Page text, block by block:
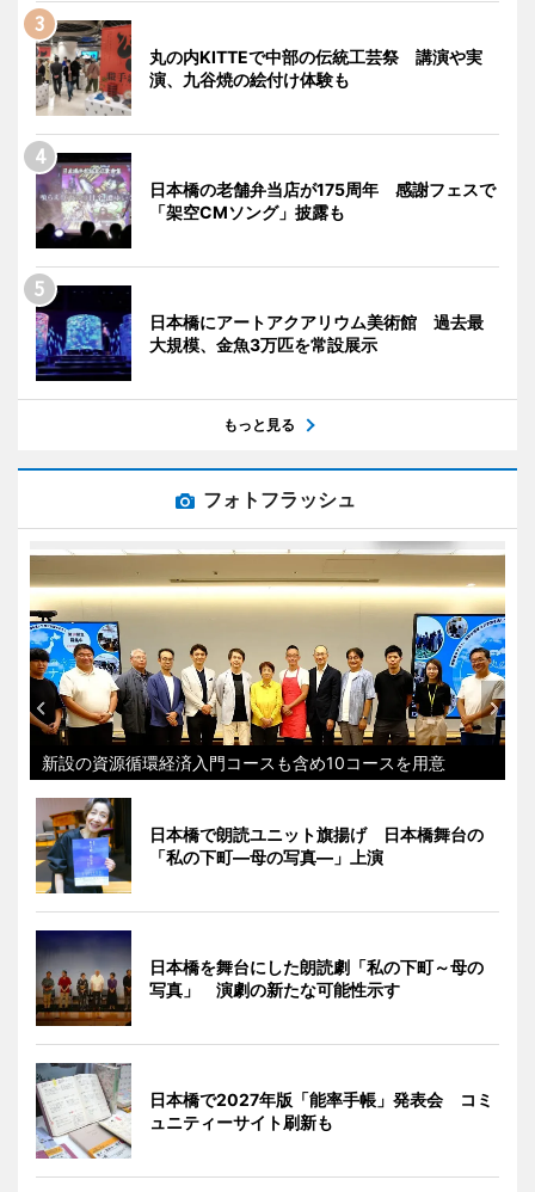
丸の内KITTEで中部の伝統工芸祭 講演や実
演、九谷焼の絵付け体験も
日本橋の老舗弁当店が175周年 感謝フェスで
「架空CMソング」披露も
日本橋にアートアクアリウム美術館 過去最
大規模、金魚3万匹を常設展示
もっと見る
フォトフラッシュ
新設の資源循環経済入門コースも含め10コースを用意
日本橋で朗読ユニット旗揚げ 日本橋舞台の
「私の下町―母の写真―」上演
日本橋を舞台にした朗読劇「私の下町～母の
写真」 演劇の新たな可能性示す
日本橋で2027年版「能率手帳」発表会 コミ
ュニティーサイト刷新も